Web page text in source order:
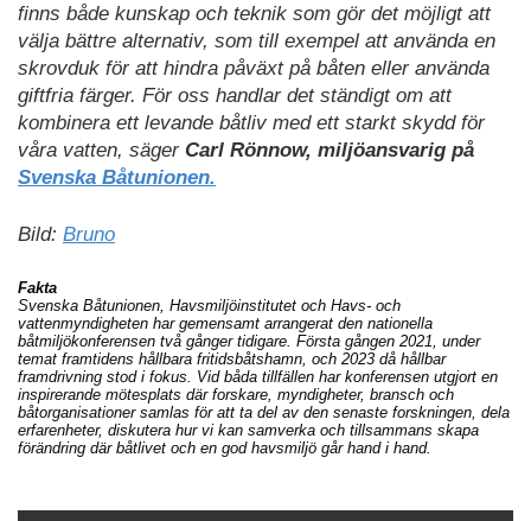
finns både kunskap och teknik som gör det möjligt att
välja bättre alternativ, som till exempel att använda en
skrovduk för att hindra påväxt på båten eller använda
giftfria färger. För oss handlar det ständigt om att
kombinera ett levande båtliv med ett starkt skydd för
våra vatten, sägerCarl Rönnow, miljöansvarig på
Svenska Båtunionen.
Bild: Bruno
Fakta
Svenska Båtunionen, Havsmiljöinstitutet och Havs- och
vattenmyndigheten har gemensamt arrangerat den nationella
båtmiljökonferensen två gånger tidigare. Första gången 2021, under
temat framtidens hållbara fritidsbåtshamn, och 2023 då hållbar
framdrivning stod i fokus. Vid båda tillfällen har konferensen utgjort en
inspirerande mötesplats där forskare, myndigheter, bransch och
båtorganisationer samlas för att ta del av den senaste forskningen, dela
erfarenheter, diskutera hur vi kan samverka och tillsammans skapa
förändring där båtlivet och en god havsmiljö går hand i hand.